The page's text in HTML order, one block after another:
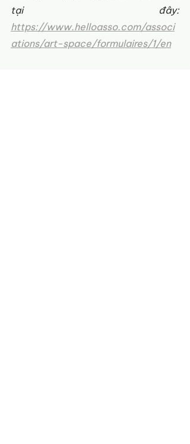
tại đây:
https://www.helloasso.com/associ
ations/art-space/formulaires/1/en